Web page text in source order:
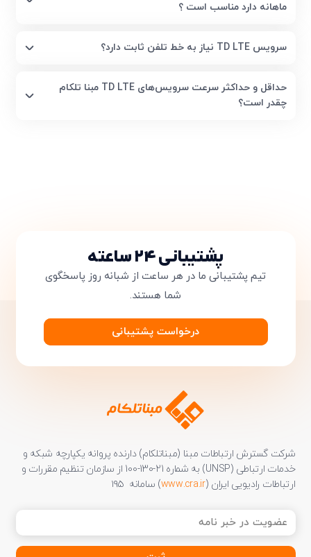
ماهانه دارد مناسب است ؟
سرویس TD LTE نیاز به خط تلفن ثابت دارد؟
حداقل و حداکثر سرعت سرویس‌های TD LTE مبنا تلکام
چقدر است؟
پشتیبانی ۲۴ ساعته
تیم پشتیبانی ما در هر ساعت از شبانه روز پاسخگوی
شما هستند.
درخواست پشتیبانی
شرکت گسترش ارتباطات مبنا (مبناتلکام) دارنده پروانه یکپارچه شبکه و
خدمات ارتباطی (UNSP) به شماره 21-130-100 از سازمان تنظیم مقررات و
ارتباطات رادیویی ایران (www.cra.ir) سامانه ۱۹۵